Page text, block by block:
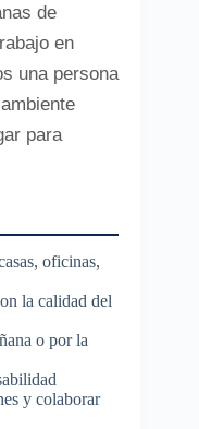
de
en
una persona
para
oficinas,
la calidad del
o por la
y colaborar